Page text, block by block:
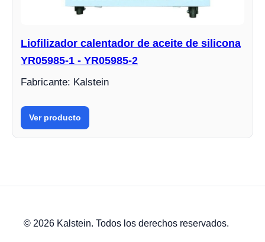
Liofilizador calentador de aceite de silicona
YR05985-1 - YR05985-2
Fabricante: Kalstein
Ver producto
© 2026 Kalstein. Todos los derechos reservados.